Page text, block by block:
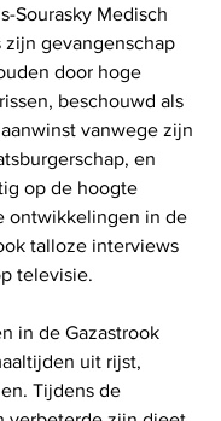
Sourasky Medisch
zijn gevangenschap
door hoge
beschouwd als
vanwege zijn
en
op de hoogte
ontwikkelingen in de
talloze interviews
televisie.
in de Gazastrook
uit rijst,
Tijdens de